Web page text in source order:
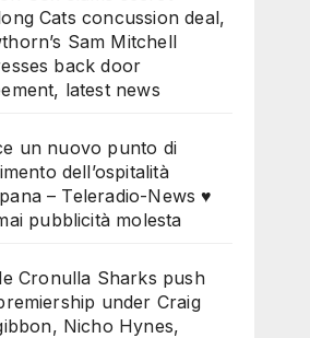
Cats concussion deal,
Sam Mitchell
back door
latest news
un nuovo punto di
dell’ospitalità
– Teleradio-News ♥
pubblicità molesta
Cronulla Sharks push
under Craig
Nicho Hynes,